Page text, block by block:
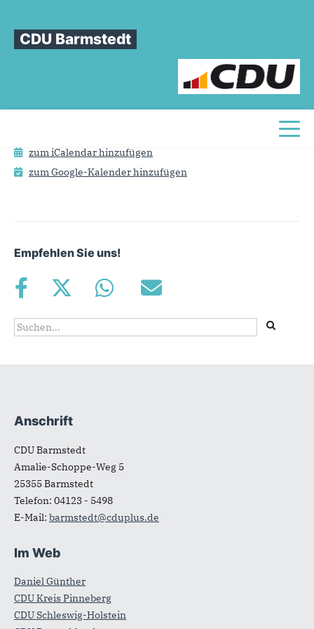
CDU Barmstedt
Sie sind hier
SitzungderCDU-Fraktion
Termin
zum iCalendar hinzufügen
zum Google-Kalender hinzufügen
Empfehlen Sie uns!
Suchformular
Suche
Fußbereich
Anschrift
CDU Barmstedt
Amalie-Schoppe-Weg 5
25355Barmstedt
Telefon: 04123 - 5498
E-Mail: barmstedt@cduplus.de
Im Web
Daniel Günther
CDU Kreis Pinneberg
CDU Schleswig-Holstein